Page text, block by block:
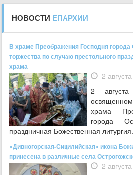
НОВОСТИ ЕПАРХИИ
В храме Преображения Господня города
торжества по случаю престольного
храма
2
2
храма
города
праздничная Божественная
«Дивногорская-Сицилийская» икона
принесена в различные села
2